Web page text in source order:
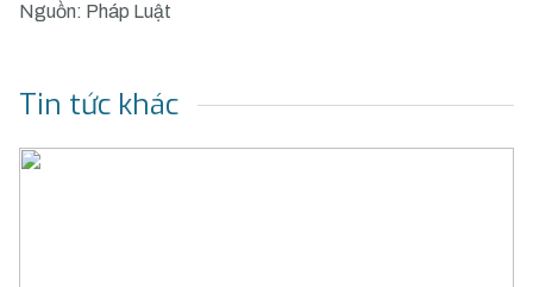
Nguồn: Pháp Luật
Tin tức khác